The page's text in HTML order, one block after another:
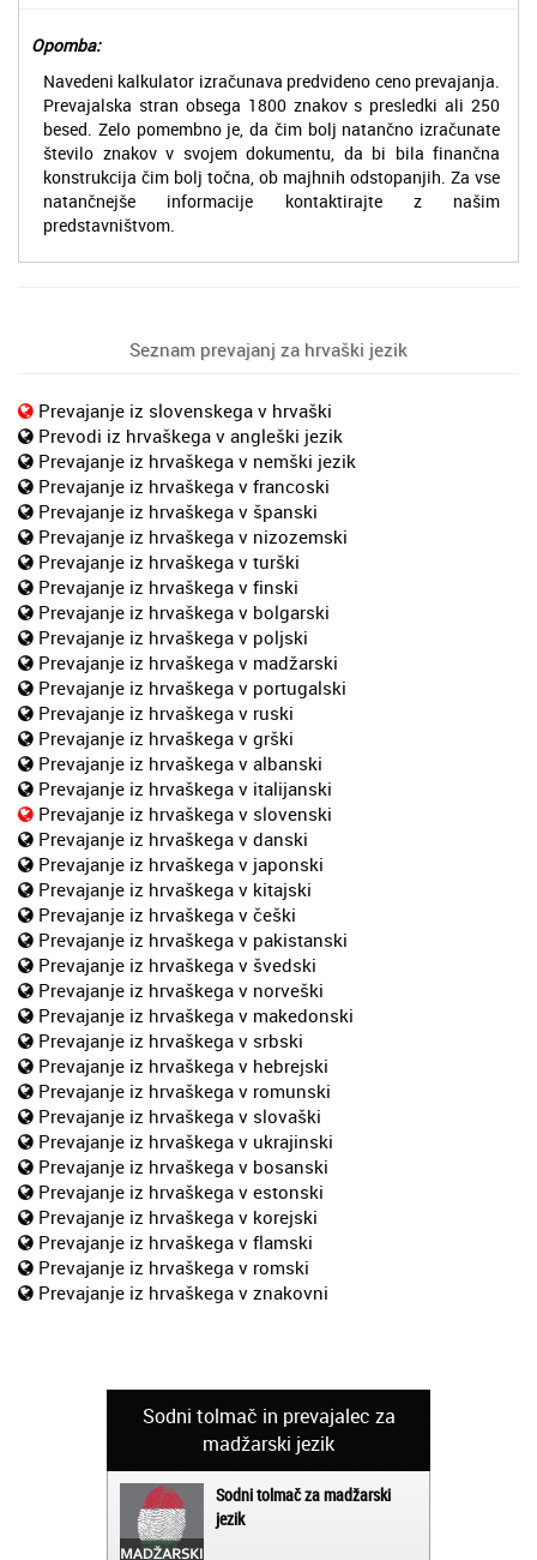
Opomba:
Navedeni kalkulator izračunava predvideno ceno prevajanja.
Prevajalska stran obsega 1800 znakov s presledki ali 250
besed. Zelo pomembno je, da čim bolj natančno izračunate
število znakov v svojem dokumentu, da bi bila finančna
konstrukcija čim bolj točna, ob majhnih odstopanjih. Za vse
natančnejše informacije kontaktirajte z našim
predstavništvom.
Seznam prevajanj za hrvaški jezik
Prevajanje iz slovenskega v hrvaški
Prevodi iz hrvaškega v angleški jezik
Prevajanje iz hrvaškega v nemški jezik
Prevajanje iz hrvaškega v francoski
Prevajanje iz hrvaškega v španski
Prevajanje iz hrvaškega v nizozemski
Prevajanje iz hrvaškega v turški
Prevajanje iz hrvaškega v finski
Prevajanje iz hrvaškega v bolgarski
Prevajanje iz hrvaškega v poljski
Prevajanje iz hrvaškega v madžarski
Prevajanje iz hrvaškega v portugalski
Prevajanje iz hrvaškega v ruski
Prevajanje iz hrvaškega v grški
Prevajanje iz hrvaškega v albanski
Prevajanje iz hrvaškega v italijanski
Prevajanje iz hrvaškega v slovenski
Prevajanje iz hrvaškega v danski
Prevajanje iz hrvaškega v japonski
Prevajanje iz hrvaškega v kitajski
Prevajanje iz hrvaškega v češki
Prevajanje iz hrvaškega v pakistanski
Prevajanje iz hrvaškega v švedski
Prevajanje iz hrvaškega v norveški
Prevajanje iz hrvaškega v makedonski
Prevajanje iz hrvaškega v srbski
Prevajanje iz hrvaškega v hebrejski
Prevajanje iz hrvaškega v romunski
Prevajanje iz hrvaškega v slovaški
Prevajanje iz hrvaškega v ukrajinski
Prevajanje iz hrvaškega v bosanski
Prevajanje iz hrvaškega v estonski
Prevajanje iz hrvaškega v korejski
Prevajanje iz hrvaškega v flamski
Prevajanje iz hrvaškega v romski
Prevajanje iz hrvaškega v znakovni
Sodni tolmač in prevajalec za
madžarski jezik
Sodni tolmač za madžarski
jezik